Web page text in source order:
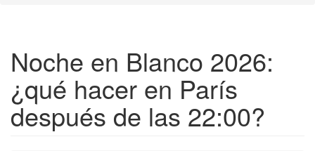
Noche en Blanco 2026:
¿qué hacer en París
después de las 22:00?